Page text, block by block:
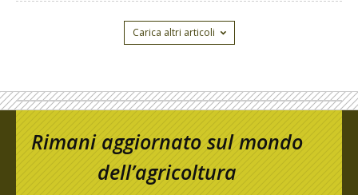
Carica altri articoli
Rimani aggiornato sul mondo
dell’agricoltura